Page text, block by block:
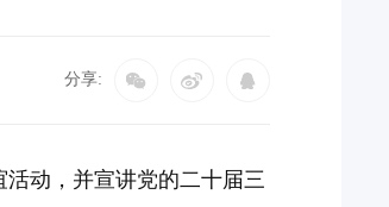
分享:
动，并宣讲党的二十届三